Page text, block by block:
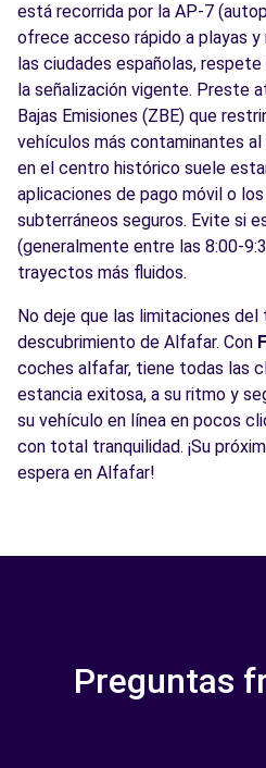
está recorrida por la AP-7
ofrece acceso rápido a playas
las ciudades españolas,
la señalización vigente. Preste
Bajas Emisiones (ZBE) que
vehículos más contaminantes
en el centro histórico suele
aplicaciones de pago móvil o
subterráneos seguros. Evite si
(generalmente entre las 8:00-
trayectos más fluidos.
No deje que las limitaciones
descubrimiento de Alfafar. Con
coches alfafar, tiene todas las
estancia exitosa, a su ritmo y
su vehículo en línea en pocos
con total tranquilidad. ¡Su
espera en Alfafar!
Preguntas